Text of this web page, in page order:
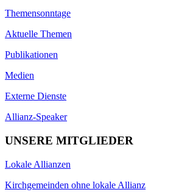
Themensonntage
Aktuelle Themen
Publikationen
Medien
Externe Dienste
Allianz-Speaker
UNSERE MITGLIEDER
Lokale Allianzen
Kirchgemeinden ohne lokale Allianz